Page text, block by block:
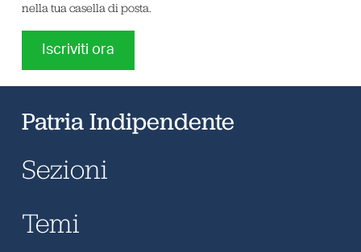
nella tua casella di posta.
Iscriviti ora
Patria Indipendente
Sezioni
Temi